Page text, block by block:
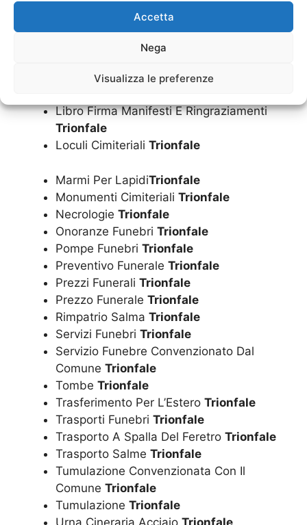
Accetta
Nega
Visualizza le preferenze
Trionfale
LapideTrionfale
Libro Firma Manifesti E Ringraziamenti
Trionfale
Loculi Cimiteriali Trionfale
Marmi Per LapidiTrionfale
Monumenti Cimiteriali Trionfale
Necrologie Trionfale
Onoranze Funebri Trionfale
Pompe Funebri Trionfale
Preventivo Funerale Trionfale
Prezzi Funerali Trionfale
Prezzo Funerale Trionfale
Rimpatrio Salma Trionfale
Servizi Funebri Trionfale
Servizio Funebre Convenzionato Dal
Comune Trionfale
Tombe Trionfale
Trasferimento Per L’Estero Trionfale
Trasporti Funebri Trionfale
Trasporto A Spalla Del Feretro Trionfale
Trasporto Salme Trionfale
Tumulazione Convenzionata Con Il
Comune Trionfale
Tumulazione Trionfale
Urna Cineraria Acciaio Trionfale